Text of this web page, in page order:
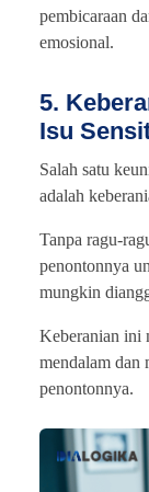
pembicaraan
emosional.
5.
Isu
Salah satu
adalah
Tanpa ragu-
penontonnya
mungkin
Keberanian ini
mendalam dan
penontonnya.